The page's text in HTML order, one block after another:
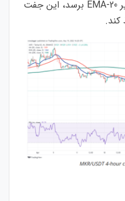
سطح فعلی کاهش یابد و به زیر 20-EMA برسد، این جفت